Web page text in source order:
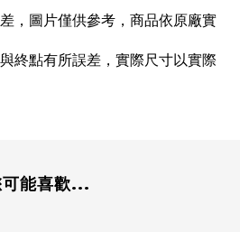
，圖片僅供參考，商品依原廠實
終點有所誤差，實際尺寸以實際
能喜歡...